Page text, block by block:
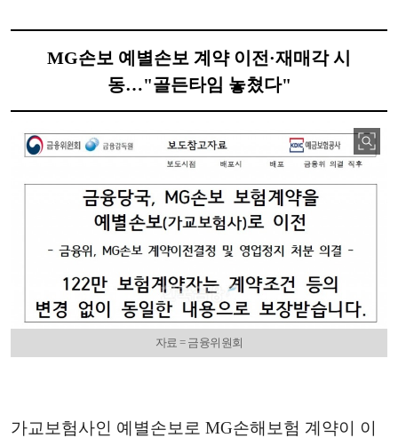
MG손보 예별손보 계약 이전·재매각 시
동…"골든타임 놓쳤다"
자료 = 금융위원회
가교보험사인 예별손보로 MG손해보험 계약이 이